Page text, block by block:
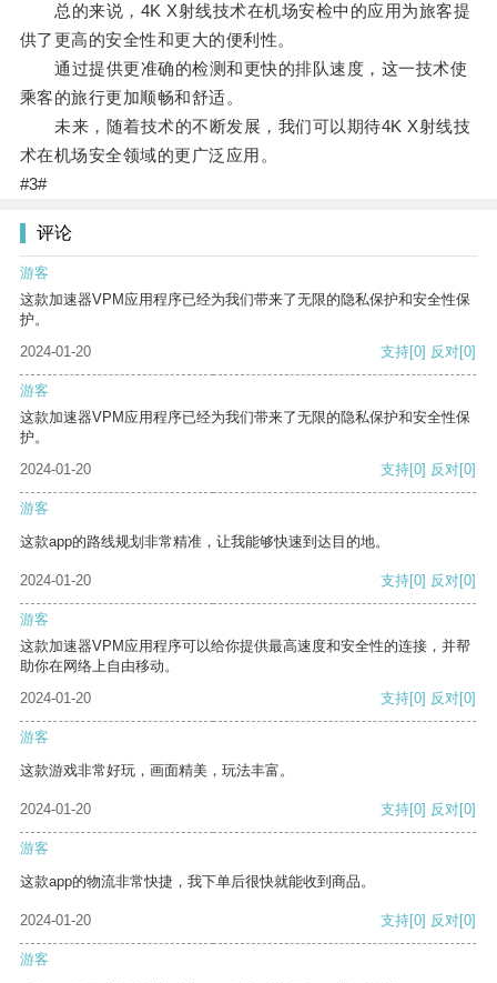
总的来说，4K X射线技术在机场安检中的应用为旅客提
供了更高的安全性和更大的便利性。
通过提供更准确的检测和更快的排队速度，这一技术使
乘客的旅行更加顺畅和舒适。
未来，随着技术的不断发展，我们可以期待4K X射线技
术在机场安全领域的更广泛应用。
#3#
评论
游客
这款加速器VPM应用程序已经为我们带来了无限的隐私保护和安全性保
护。
2024-01-20
支持[0] 反对[0]
游客
这款加速器VPM应用程序已经为我们带来了无限的隐私保护和安全性保
护。
2024-01-20
支持[0] 反对[0]
游客
这款app的路线规划非常精准，让我能够快速到达目的地。
2024-01-20 支持[0] 反对[0]
游客
这款加速器VPM应用程序可以给你提供最高速度和安全性的连接，并帮
助你在网络上自由移动。
2024-01-20
支持[0] 反对[0]
游客
这款游戏非常好玩，画面精美，玩法丰富。
2024-01-20 支持[0] 反对[0]
游客
这款app的物流非常快捷，我下单后很快就能收到商品。
2024-01-20 支持[0] 反对[0]
游客